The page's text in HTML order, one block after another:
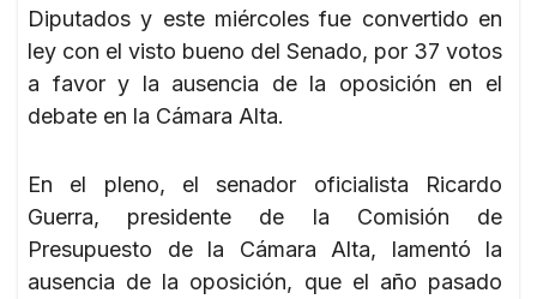
Diputados y este miércoles fue convertido en
ley con el visto bueno del Senado, por 37 votos
a favor y la ausencia de la oposición en el
debate en la Cámara Alta.
En el pleno, el senador oficialista Ricardo
Guerra, presidente de la Comisión de
Presupuesto de la Cámara Alta, lamentó la
ausencia de la oposición, que el año pasado